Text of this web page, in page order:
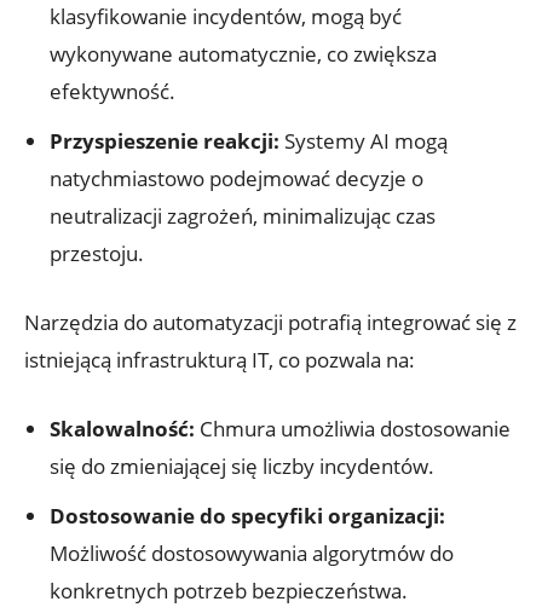
klasyfikowanie incydentów, mogą być
wykonywane ⁤automatycznie, co zwiększa
efektywność.
Przyspieszenie reakcji: Systemy AI mogą
natychmiastowo ​podejmować decyzje o
neutralizacji zagrożeń, minimalizując czas
przestoju.
Narzędzia do automatyzacji potrafią integrować się z
istniejącą infrastrukturą IT, co pozwala na:
Skalowalność: Chmura ‌umożliwia dostosowanie
się ⁢do zmieniającej się liczby incydentów.
Dostosowanie do specyfiki organizacji:
Możliwość dostosowywania algorytmów ‌do
konkretnych potrzeb bezpieczeństwa.